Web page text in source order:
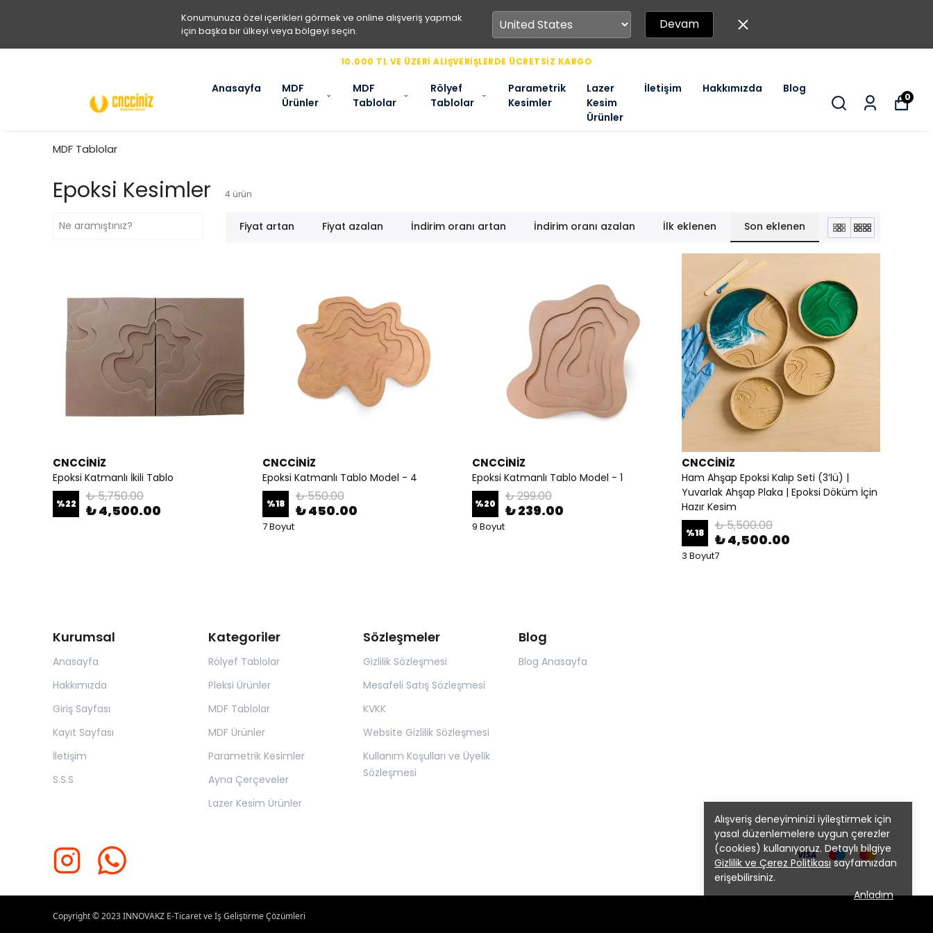
Konumunuza özel içerikleri görmek ve online alışveriş yapmak
için başka bir ülkeyi veya bölgeyi seçin.
Devam
10.000 TL VE ÜZERİ ALIŞVERİŞLERDE ÜCRETSİZ KARGO
Anasayfa
MDF
Ürünler
MDF
Tablolar
Rölyef
Tablolar
Parametrik
Kesimler
Lazer
Kesim
Ürünler
İletişim Hakkımızda Blog
0
Alışveriş deneyiminizi iyileştirmek için
yasal düzenlemelere uygun çerezler
(cookies) kullanıyoruz. Detaylı bilgiye
Gizlilik ve Çerez Politikasısayfamızdan
erişebilirsiniz.
Anladım
MDF Tablolar
Epoksi Kesimler 4 ürün
Fiyat artan Fiyat azalan İndirim oranı artan İndirim oranı azalan İlk eklenen Son eklenen
CNCCİNİZ
Epoksi Katmanlı İkili Tablo
%22 ₺ 5,750.00
₺ 4,500.00
CNCCİNİZ
Epoksi Katmanlı Tablo Model - 4
%18 ₺ 550.00
₺ 450.00
7 Boyut
CNCCİNİZ
Epoksi Katmanlı Tablo Model - 1
%20 ₺ 299.00
₺ 239.00
9 Boyut
CNCCİNİZ
Ham Ahşap Epoksi Kalıp Seti (3’lü) |
Yuvarlak Ahşap Plaka | Epoksi Döküm İçin
Hazır Kesim
%18 ₺ 5,500.00
₺ 4,500.00
3 Boyut7
Kurumsal
Anasayfa
Hakkımızda
Giriş Sayfası
Kayıt Sayfası
İletişim
S.S.S
Kategoriler
Rölyef Tablolar
Pleksi Ürünler
MDF Tablolar
MDF Ürünler
Parametrik Kesimler
Ayna Çerçeveler
Lazer Kesim Ürünler
Sözleşmeler
Gizlilik Sözleşmesi
Mesafeli Satış Sözleşmesi
KVKK
Website Gizlilik Sözleşmesi
Kullanım Koşulları ve Üyelik
Sözleşmesi
Blog
Blog Anasayfa
Copyright © 2023INNOVAKZ E-Ticaret ve İş Geliştirme Çözümleri